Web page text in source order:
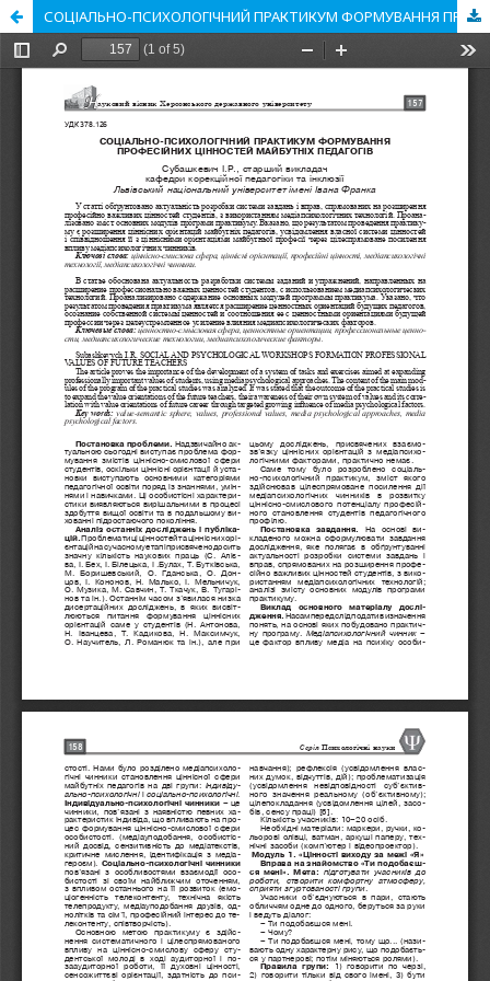
СОЦІАЛЬНО-ПСИХОЛОГІЧНИЙ ПРАКТИКУМ ФОРМУВАННЯ ПРОФЕСІЙНИХ ЦІННОСТЕЙ МАЙБУТНІХ ПЕДАГОГІВ